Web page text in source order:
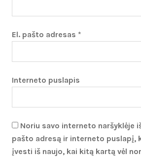
El. pašto adresas *
Interneto puslapis
Noriu savo interneto naršyklėje
pašto adresą ir interneto puslapį,
įvesti iš naujo, kai kitą kartą vėl